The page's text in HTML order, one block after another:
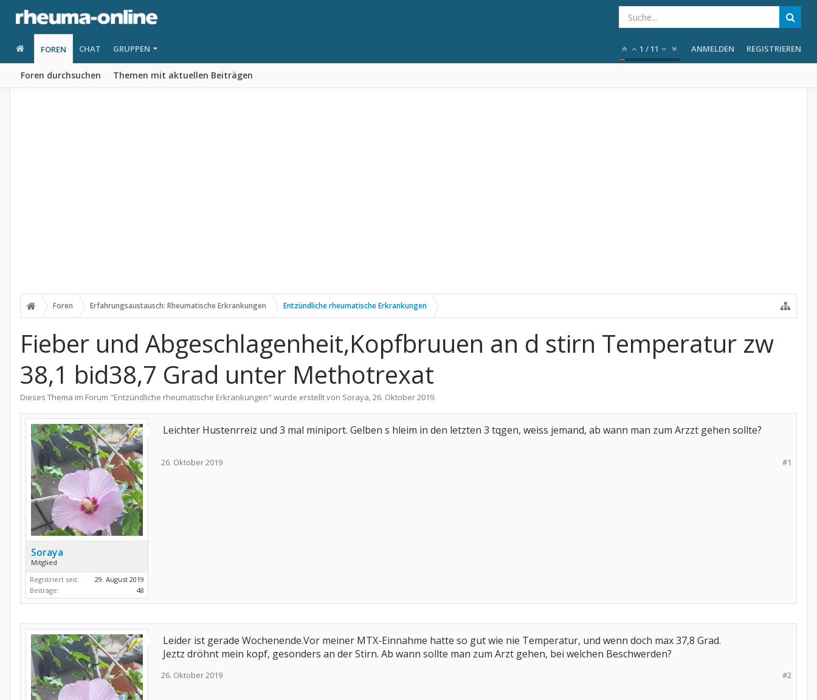
FOREN
Foren durchsuchen Themen mit aktuellen Beiträgen
CHAT GRUPPEN 1 /11 ANMELDEN REGISTRIEREN
Foren Erfahrungsaustausch: Rheumatische Erkrankungen Entzündliche rheumatische Erkrankungen
Fieber und Abgeschlagenheit,Kopfbruuen an d stirn Temperatur zw
38,1 bid38,7 Grad unter Methotrexat
Dieses Thema im Forum "Entzündliche rheumatische Erkrankungen" wurde erstellt von Soraya,26. Oktober 2019.
Soraya
Mitglied
Registriert seit:
29. August 2019
Beiträge:
48
Leichter Hustenrreiz und 3 mal miniport. Gelben s hleim in den letzten 3 tqgen, weiss jemand, ab wann man zum Arzzt gehen sollte?
#1
26. Oktober 2019
Leider ist gerade Wochenende.Vor meiner MTX-Einnahme hatte so gut wie nie Temperatur, und wenn doch max 37,8 Grad.
Jeztz dröhnt mein kopf, gesonders an der Stirn. Ab wann sollte man zum Arzt gehen, bei welchen Beschwerden?
#2
26. Oktober 2019